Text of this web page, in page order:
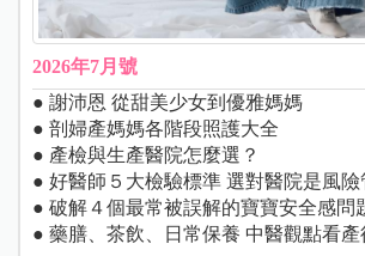
2026年7月號
● 謝沛恩 從甜美少女到優雅媽媽
● 剖婦產媽媽各階段照護大全
● 產檢與生產醫院怎麼選？
● 好醫師５大檢驗標準 選對醫院是風險
● 破解４個最常被誤解的寶寶安全感問
● 藥膳、茶飲、日常保養 中醫觀點看產